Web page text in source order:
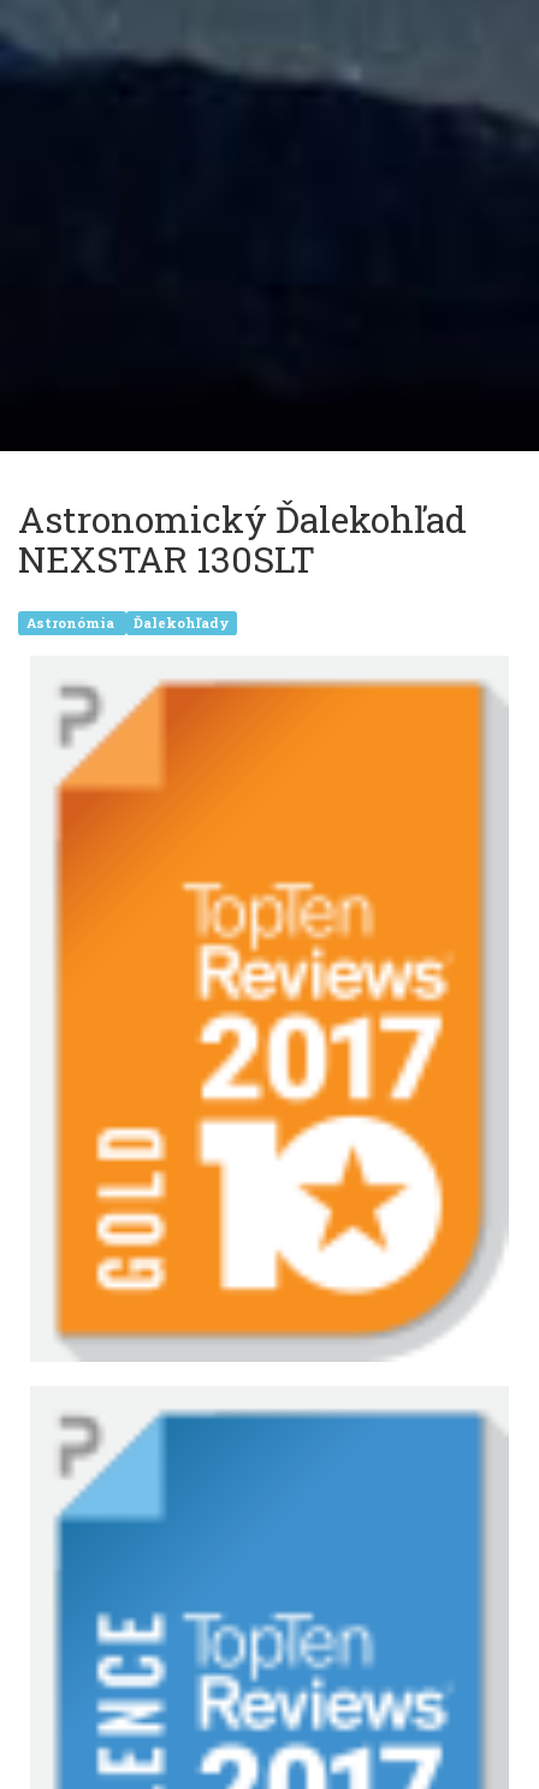
Astronomický Ďalekohľad
NEXSTAR 130SLT
Astronómia Ďalekohľady